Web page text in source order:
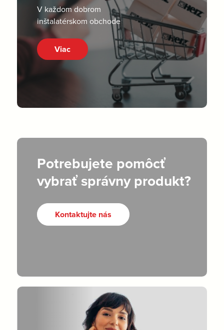
V každom dobrom
inštalatérskom obchode
Viac
Potrebujete pomôcť
vybrať správny produkt?
Kontaktujte nás